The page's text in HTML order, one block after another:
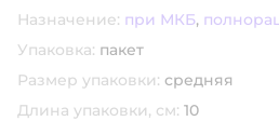
Назначение: при МКБ,
Упаковка: пакет
Размер упаковки: средняя
Длина упаковки, см: 10